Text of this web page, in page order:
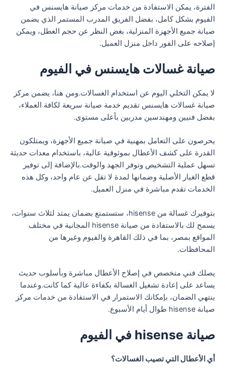
الفترة، يمكن الاستفادة من خدمات مركز صيانة هايسنس في
الفيوم بشكل كامل، بفضل الفريق المدرب المستمر الذي يضمن
صيانة جميع الأجهزة المنزلية، بغض النظر عن حجم العطل، ويمكن
إصلاحه على الفور داخل منزل العميل.
صيانة غسالات هايسنس في الفيوم
لا يمكن التخلي اليوم عن استخدام الغسالات.ومن هنا، يضمن مركز
صيانة غسالات هايسنس تقديم خدمة صيانة سريعة لكافة العملاء،
بفضل فنيين ومهندسين مدربين بأعلى مستوى.
يحرصون على التعامل بمهنية في صيانة جميع الأجهزة، ويمتلكون
القدرة على كشف الأعطال بموثوقية عالية، باستخدام معدات حديثة
تسهل عملية التشخيص وتوفر الجهد والوقت.بالإضافة إلى توفير
قطع الغيار الأصلية وضمانها لمدة لا تقل عن عام واحد، وكل هذه
الخدمات تقدم مباشرة في منزل العميل.
بتوفيرك غسالة من hisense، ستستمتع بضمان يمتد لثلاث سنوات،
يسمح لك بالاستفادة من صيانة hisense المجانية في مختلف
المواقع بمصر، بما في ذلك القاهرة والفيوم وغيرها من
المحافظات.
يصلك فني متخصص في إصلاح الأعطال مباشرة وبأسلوب حديث
يساعد على إعادة تشغيل الغسالة بكفاءة عالية كما كانت.وعندما
ينتهي الضمان، بإمكانك الاستمرار في الاستفادة من خدمات مركز
صيانة hisense طوال أيام الأسبوع.
صيانة hisense في الفيوم
أي الأعطال التي تصيب الغسالات؟